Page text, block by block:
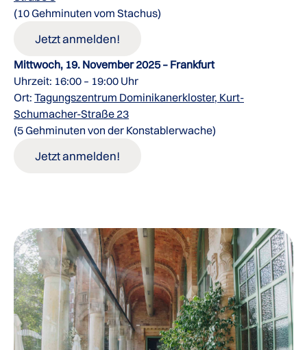
(10 Gehminuten vom Stachus)
Jetzt anmelden!
Mittwoch, 19. November 2025 – Frankfurt
Uhrzeit: 16:00 – 19:00 Uhr
Ort: Tagungszentrum Dominikanerkloster, Kurt-
Schumacher-Straße 23
(5 Gehminuten von der Konstablerwache)
Jetzt anmelden!